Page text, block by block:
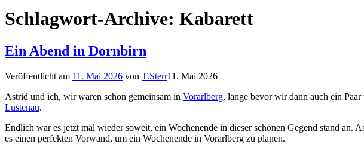
Schlagwort-Archive: Kabarett
Ein Abend in Dornbirn
Veröffentlicht am 11. Mai 2026 von T.Sterr11. Mai 2026
Astrid und ich, wir waren schon gemeinsam in Vorarlberg, lange bevor wir dann auch ein
Lustenau.
Endlich war es jetzt mal wieder soweit, ein Wochenende in dieser schönen Gegend stand an.
es einen perfekten Vorwand, um ein Wochenende in Vorarlberg zu planen.